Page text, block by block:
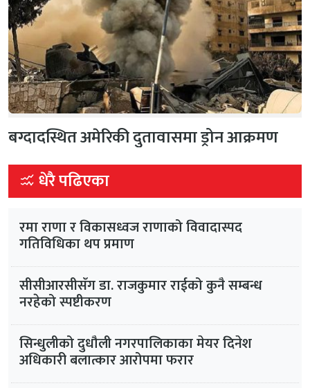
बग्दादस्थित अमेरिकी दुतावासमा ड्रोन आक्रमण
धेरै पढिएका
रमा राणा र विकासध्वज राणाको विवादास्पद
गतिविधिका थप प्रमाण
सीसीआरसीसँग डा. राजकुमार राईको कुनै सम्बन्ध
नरहेको स्पष्टीकरण
सिन्धुलीको दुधौली नगरपालिकाका मेयर दिनेश
अधिकारी बलात्कार आरोपमा फरार